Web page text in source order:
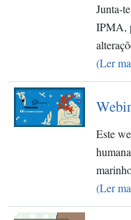
Junta-
IPMA,
(Ler
Este
(Ler